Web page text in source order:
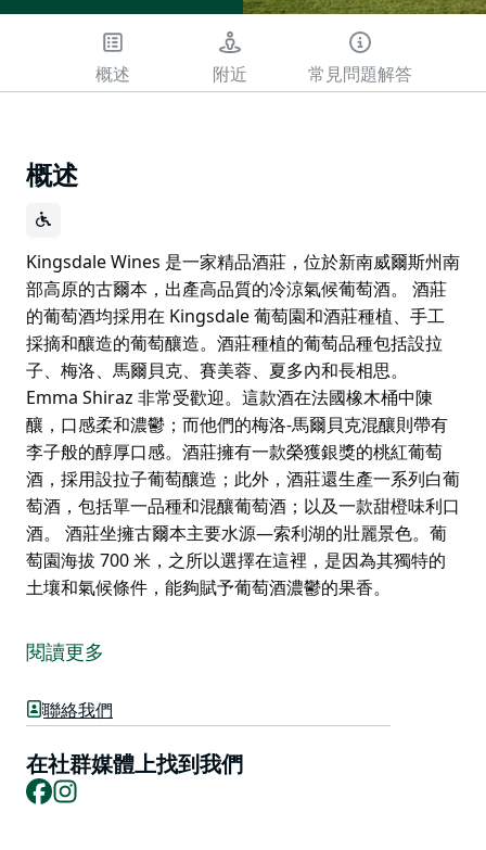
概述 附近 常見問題解答
概述
Kingsdale Wines 是一家精品酒莊，位於新南威爾斯州南
部高原的古爾本，出產高品質的冷涼氣候葡萄酒。 酒莊
的葡萄酒均採用在 Kingsdale 葡萄園和酒莊種植、手工
採摘和釀造的葡萄釀造。酒莊種植的葡萄品種包括設拉
子、梅洛、馬爾貝克、賽美蓉、夏多內和長相思。
Emma Shiraz 非常受歡迎。這款酒在法國橡木桶中陳
釀，口感柔和濃鬱；而他們的梅洛-馬爾貝克混釀則帶有
李子般的醇厚口感。酒莊擁有一款榮獲銀獎的桃紅葡萄
酒，採用設拉子葡萄釀造；此外，酒莊還生產一系列白葡
萄酒，包括單一品種和混釀葡萄酒；以及一款甜橙味利口
酒。 酒莊坐擁古爾本主要水源—索利湖的壯麗景色。葡
萄園海拔 700 米，之所以選擇在這裡，是因為其獨特的
土壤和氣候條件，能夠賦予葡萄酒濃鬱的果香。
部高原的古爾本，出產高品質的冷涼氣候葡萄酒。
手工採摘和釀造的葡萄釀造。酒莊種植的葡萄品種包括設
拉子、梅洛、馬爾貝克、賽美蓉、夏多內和長相思。
Emma Shiraz 非常受歡迎。這款酒在法國橡木桶中陳
釀，口感柔和濃鬱；而他們的梅洛-馬爾貝克混釀則帶有
閱讀更多
聯絡我們
在社群媒體上找到我們
Facebook